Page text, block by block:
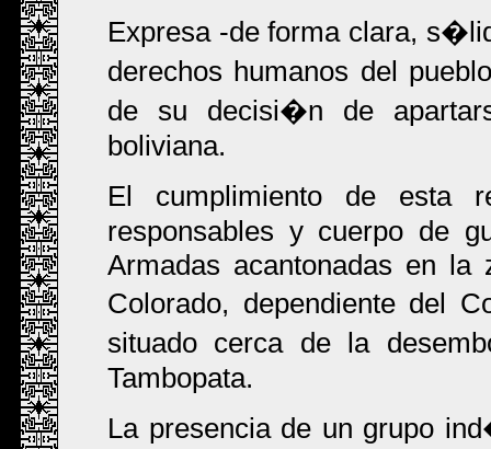
Expresa -de forma clara,
derechos humanos del
de su decisi�n de
boliviana.
El cumplimiento de esta
responsables y cuerpo de
Armadas acantonadas en
Colorado, dependiente del
situado cerca de la
Tambopata.
La presencia de un grupo